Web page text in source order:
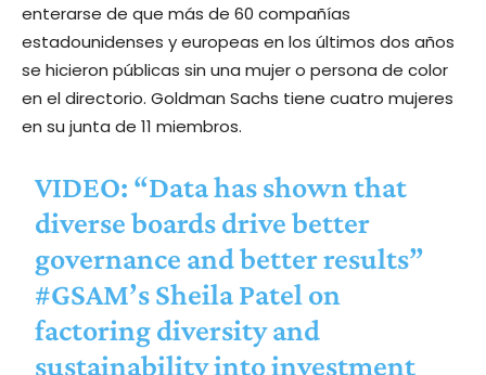
enterarse de que más de 60 compañías
estadounidenses y europeas en los últimos dos años
se hicieron públicas sin una mujer o persona de color
en el directorio. Goldman Sachs tiene cuatro mujeres
en su junta de 11 miembros.
VIDEO: “Data has shown that
diverse boards drive better
governance and better results”
#GSAM’s Sheila Patel on
factoring diversity and
sustainability into investment